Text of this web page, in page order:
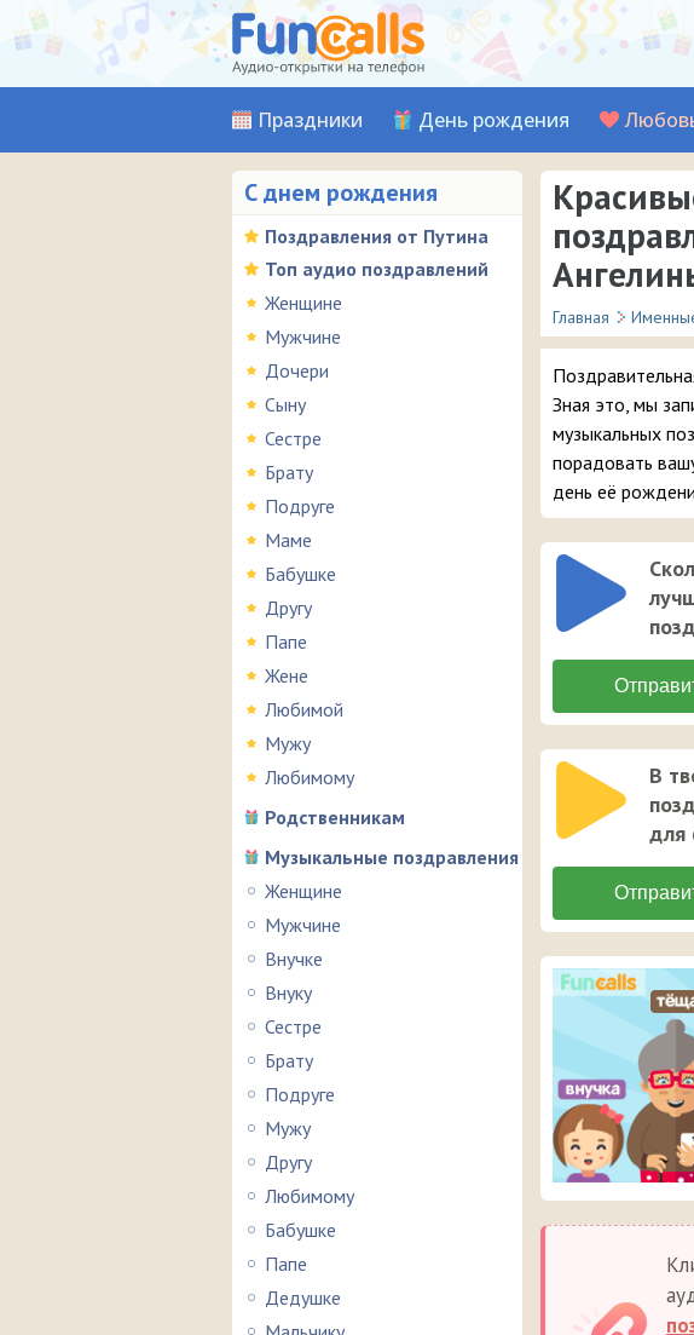
Праздники День рождения
С днем рождения
Поздравления от Путина
Топ аудио поздравлений
Женщине
Мужчине
Дочери
Сыну
Сестре
Брату
Подруге
Маме
Бабушке
Другу
Папе
Жене
Любимой
Мужу
Любимому
Родственникам
Музыкальные поздравления
Женщине
Мужчине
Внучке
Внуку
Сестре
Брату
Подруге
Мужу
Другу
Любимому
Бабушке
Папе
Дедушке
Главная
Зная это, мы
музыкальных
порадовать
день её
В
для